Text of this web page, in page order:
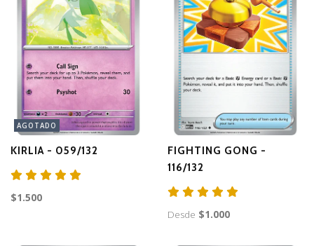
AGOTADO
KIRLIA - 059/132
$1.500
FIGHTING GONG -
116/132
Desde $1.000